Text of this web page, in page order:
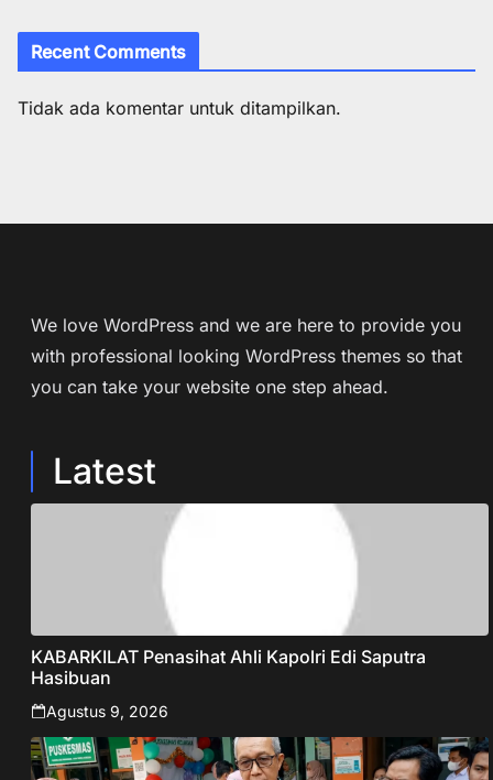
Recent Comments
Tidak ada komentar untuk ditampilkan.
We love WordPress and we are here to provide you
with professional looking WordPress themes so that
you can take your website one step ahead.
Latest
KABARKILAT Penasihat Ahli Kapolri Edi Saputra
Hasibuan
Agustus 9, 2026